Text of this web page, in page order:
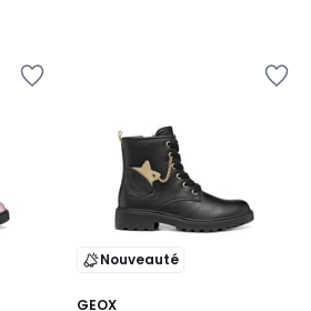
Nouveauté
GEOX